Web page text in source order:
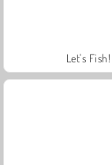
Let's Fish!